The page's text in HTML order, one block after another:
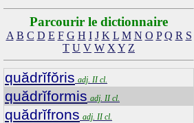
Parcourir le dictionnaire
A B C D E F G H I J K L M N O P Q R S
T U V W X Y Z
quădrĭfŏris adj. II cl.
quădrĭformis adj. II cl.
quădrĭfrons adj. II cl.